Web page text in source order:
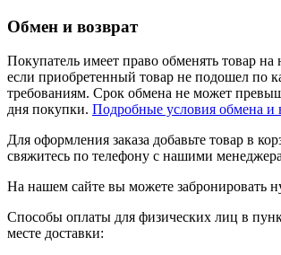
Обмен и возврат
Покупатель имеет право обменять товар
если приобретенный товар не подошел по
требованиям. Срок обмена не может
дня покупки. Подробные условия обмена и
Для оформления заказа добавьте товар в
свяжитесь по телефону с нашими
На нашем сайте вы можете забронировать
Способы оплаты для физических лиц в
месте доставки: